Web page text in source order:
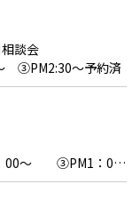
談会
～予約済
00～ ③PM1：00
：00～